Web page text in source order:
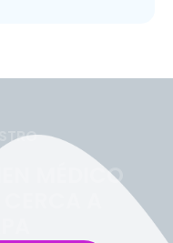
MÉDICO
A